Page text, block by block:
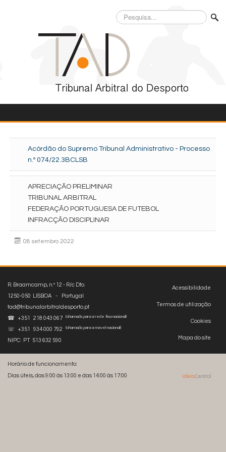
Pesquisa...
Acórdão do Supremo Tribunal Administrativo - Processo
n.º 074/22.3BCLSB
APRECIAÇÃO PRELIMINAR
TRIBUNAL ARBITRAL
FEDERAÇÃO PORTUGUESA DE FUTEBOL
INFRACÇÃO DISCIPLINAR
08 setembro 2022
Acessibilidade
Termos de utilização
Cookies
Mapa do site
R. Braamcamp, n.º 12 - R/c Dto.
1250-050 LISBOA - Portugal
tad@tribunalarbitraldesporto.pt
☎ +351 218 043 067
(chamada para a rede fixa nacional)
☏ +351 934 000 792 (chamada para a móvel nacional)
NIPC: PT 513 632 590
Horário de funcionamento:
Dias úteis, das 9:00 às 13:00 e das 14:00 às 17:00